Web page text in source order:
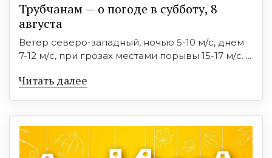
Трубчанам — о погоде в субботу, 8
августа
Ветер северо-западный, ночью 5-10 м/с, днем
7-12 м/с, при грозах местами порывы 15-17 м/с. ...
Читать далее